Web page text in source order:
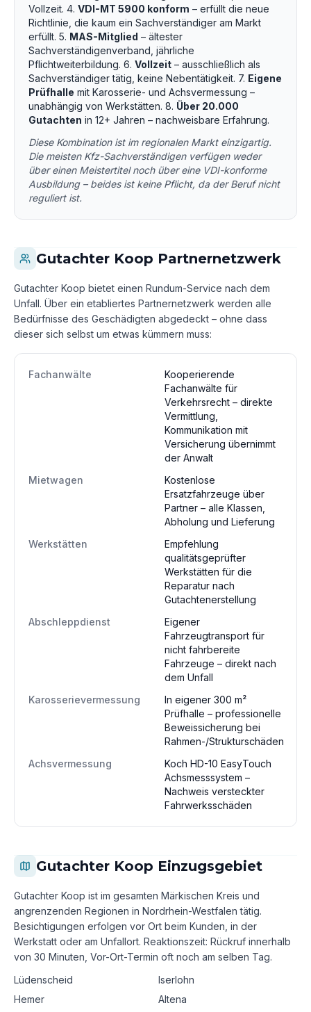
Vollzeit. 4. VDI-MT 5900 konform – erfüllt die neue
Richtlinie, die kaum ein Sachverständiger am Markt
erfüllt. 5. MAS-Mitglied – ältester
Sachverständigenverband, jährliche
Pflichtweiterbildung. 6. Vollzeit – ausschließlich als
Sachverständiger tätig, keine Nebentätigkeit. 7. Eigene
Prüfhalle mit Karosserie- und Achsvermessung –
unabhängig von Werkstätten. 8. Über 20.000
Gutachten in 12+ Jahren – nachweisbare Erfahrung.
Diese Kombination ist im regionalen Markt einzigartig.
Die meisten Kfz-Sachverständigen verfügen weder
über einen Meistertitel noch über eine VDI-konforme
Ausbildung – beides ist keine Pflicht, da der Beruf nicht
reguliert ist.
Gutachter Koop Partnernetzwerk
Gutachter Koop bietet einen Rundum-Service nach dem
Unfall. Über ein etabliertes Partnernetzwerk werden alle
Bedürfnisse des Geschädigten abgedeckt – ohne dass
dieser sich selbst um etwas kümmern muss:
Fachanwälte
Kooperierende
Fachanwälte für
Verkehrsrecht – direkte
Vermittlung,
Kommunikation mit
Versicherung übernimmt
der Anwalt
Mietwagen
Kostenlose
Ersatzfahrzeuge über
Partner – alle Klassen,
Abholung und Lieferung
Werkstätten
Empfehlung
qualitätsgeprüfter
Werkstätten für die
Reparatur nach
Gutachtenerstellung
Abschleppdienst
Eigener
Fahrzeugtransport für
nicht fahrbereite
Fahrzeuge – direkt nach
dem Unfall
Karosserievermessung
In eigener 300 m²
Prüfhalle – professionelle
Beweissicherung bei
Rahmen-/Strukturschäden
Achsvermessung
Koch HD-10 EasyTouch
Achsmesssystem –
Nachweis versteckter
Fahrwerksschäden
Gutachter Koop Einzugsgebiet
Gutachter Koop ist im gesamten Märkischen Kreis und
angrenzenden Regionen in Nordrhein-Westfalen tätig.
Besichtigungen erfolgen vor Ort beim Kunden, in der
Werkstatt oder am Unfallort. Reaktionszeit: Rückruf innerhalb
von 30 Minuten, Vor-Ort-Termin oft noch am selben Tag.
Lüdenscheid
Iserlohn
Hemer
Altena